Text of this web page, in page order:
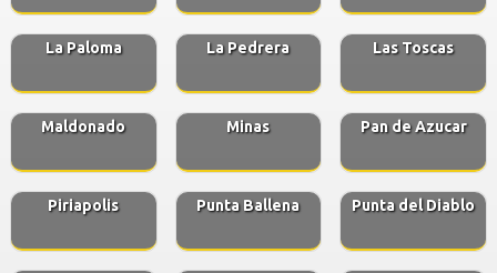
La Paloma La Pedrera Las Toscas
Maldonado Minas Pan de Azucar
Piriapolis Punta Ballena Punta del Diablo